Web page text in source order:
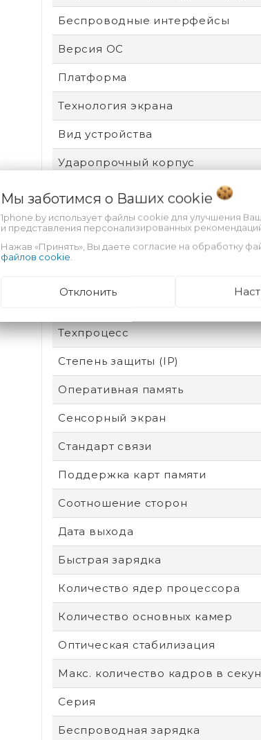
Беспроводные интерфейсы
Версия ОС
Платформа
Технология экрана
Вид устройства
Ударопрочный корпус
Пыле- и влагозащита
Защита от царапин
Производитель процессора
Техпроцесс
Степень защиты (IP)
Оперативная память
Сенсорный экран
Стандарт связи
Поддержка карт памяти
Соотношение сторон
Дата выхода
Быстрая зарядка
Количество ядер процессора
Количество основных камер
Оптическая стабилизация
Макс. количество кадров в
Серия
Беспроводная зарядка
Мы заботимся о Ваших cookie
1phone.by использует файлы cookie для улучшения
и представления персонализированных
Нажав «Принять», Вы даете согласие на обработку
файлов cookie
Отклонить